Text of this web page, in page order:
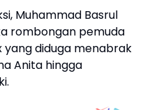
Muhammad Basrul
rombongan pemuda
diduga menabrak
Anita hingga